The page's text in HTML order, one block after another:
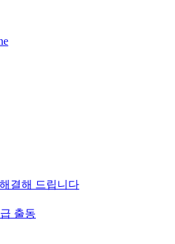
결해 드립니다
출동